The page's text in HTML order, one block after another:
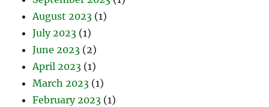
August 2023 (1)
July 2023 (1)
June 2023 (2)
April 2023 (1)
March 2023 (1)
February 2023 (1)